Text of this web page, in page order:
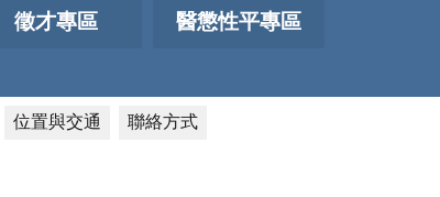
徵才專區 醫懲性平專區
位置與交通 聯絡方式